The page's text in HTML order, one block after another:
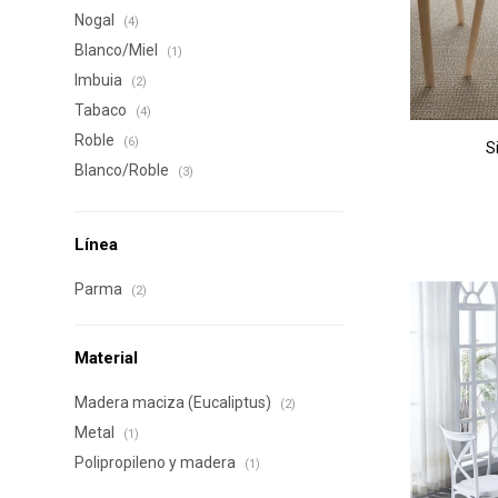
Nogal (4)
Blanco/Miel (1)
Imbuia (2)
Tabaco (4)
Roble (6)
Blanco/Roble (3)
Línea
Parma (2)
Material
Madera maciza (Eucaliptus) (2)
Metal (1)
Polipropileno y madera (1)